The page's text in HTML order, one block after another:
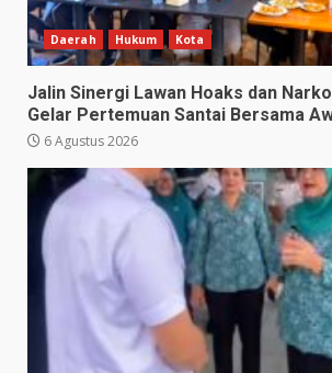
Daerah Hukum Kota
Jalin Sinergi Lawan Hoaks dan
Gelar Pertemuan Santai Bersama
6 Agustus 2026